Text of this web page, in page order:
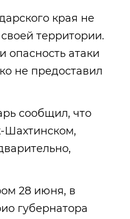
края не
территории.
опасность атаки
не предоставил
сообщил, что
Шахтинском,
28 июня, в
губернатора